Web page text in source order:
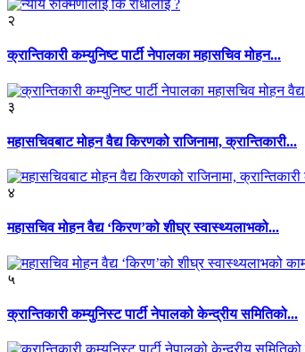
२
क्रान्तिकारी कम्युनिष्ट पार्टी नेपालका महासचिव मोहन...
३
महासचिवबाट मोहन वैद्य किरणको राजिनामा, क्रान्तिकारी...
४
महासचिव मोहन वैद्य ‘किरण’को शीघ्र स्वास्थ्यलाभको...
५
क्रान्तिकारी कम्युनिस्ट पार्टी नेपालको केन्द्रीय समितिको...